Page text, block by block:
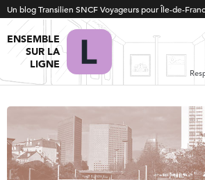
Un blog Transilien SNCF Voyageurs pour Île-de-
ENSEMBLE
SUR LA
LIGNE